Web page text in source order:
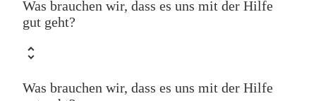
Was brauchen wir, dass es uns mit der Hilfe
gut geht?
Was brauchen wir, dass es uns mit der Hilfe